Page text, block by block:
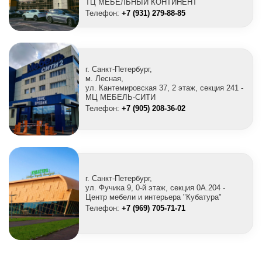
ТЦ МЕБЕЛЬНЫЙ КОНТИНЕНТ
Телефон: +7 (931) 279-88-85
г. Санкт-Петербург,
м. Лесная,
ул. Кантемировская 37, 2 этаж, секция 241 -
МЦ МЕБЕЛЬ-СИТИ
Телефон: +7 (905) 208-36-02
г. Санкт-Петербург,
ул. Фучика 9, 0-й этаж, секция 0A.204 -
Центр мебели и интерьера "Кубатура"
Телефон: +7 (969) 705-71-71